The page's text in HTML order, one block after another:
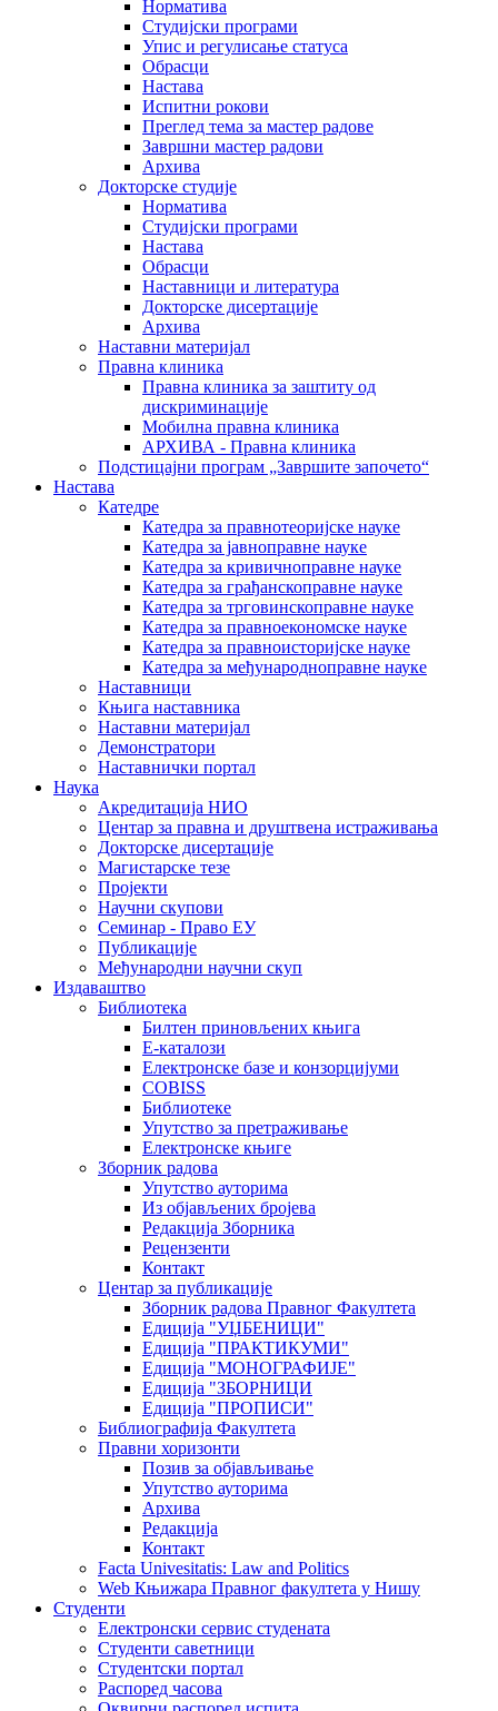
Норматива
Студијски програми
Упис и регулисање статуса
Обрасци
Настава
Испитни рокови
Преглед тема за мастер радове
Завршни мастер радови
Архива
Докторске студије
Норматива
Студијски програми
Настава
Обрасци
Наставници и литература
Докторске дисертације
Архива
Наставни материјал
Правна клиника
Правна клиника за заштиту од
дискриминације
Мобилна правна клиника
АРХИВА - Правна клиника
Подстицајни програм „Завршите започето“
Настава
Катедре
Катедра за правнотеоријске науке
Катедра за јавноправне науке
Катедра за кривичноправне науке
Катедра за грађанскоправне науке
Катедра за трговинскоправне науке
Катедра за правноекономске науке
Катедра за правноисторијске науке
Катедра за међународноправне науке
Наставници
Књига наставника
Наставни материјал
Демонстратори
Наставнички портал
Наука
Акредитација НИО
Центар за правна и друштвена истраживања
Докторске дисертације
Магистарске тезе
Пројекти
Научни скупови
Семинар - Право ЕУ
Публикације
Међународни научни скуп
Издаваштво
Библиотека
Билтен приновљених књига
Е-каталози
Електронске базе и конзорцијуми
COBISS
Библиотеке
Упутство за претраживање
Електронске књиге
Зборник радова
Упутство ауторима
Из објављених бројева
Редакција Зборника
Рецензенти
Контакт
Центар за публикације
Зборник радова Правног Факултета
Едиција "УЏБЕНИЦИ"
Едиција "ПРАКТИКУМИ"
Едиција "МОНОГРАФИЈЕ"
Едиција "ЗБОРНИЦИ
Едиција "ПРОПИСИ"
Библиографија Факултета
Правни хоризонти
Позив за објављивање
Упутство ауторима
Архива
Редакција
Контакт
Facta Univesitatis: Law and Politics
Web Књижара Правног факултета у Нишу
Студенти
Електронски сервис студената
Студенти саветници
Студентски портал
Распоред часова